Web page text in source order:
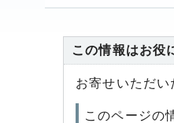
この情報はお役
お寄せいただい
このページの